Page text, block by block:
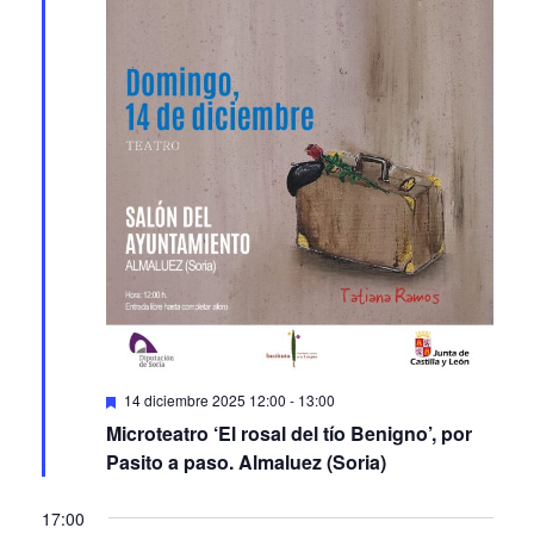
Featured
14 diciembre 2025 12:00 -
Microteatro ‘El rosal del tío Benigno’, por
Pasito a paso. Almaluez (Soria)
17:00